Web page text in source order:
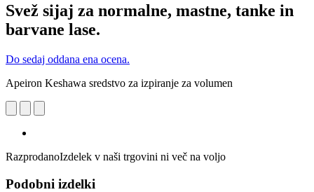
Svež sijaj za normalne, mastne, tanke in
barvane lase.
Do sedaj oddana ena ocena.
Apeiron Keshawa sredstvo za izpiranje za volumen
RazprodanoIzdelek v naši trgovini ni več na voljo
Podobni izdelki